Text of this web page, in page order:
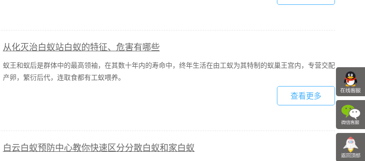
从化灭治白蚁站白蚁的特征、危害有哪些
蚁王和蚁后是群体中的最高领袖，在其数十年内的寿命中，终年生活在由工蚁为其特制的蚁巢王宫内，专营交配
产卵，繁衍后代，连取食都有工蚁喂养。
查看更多
白云白蚁预防中心教你快速区分分散白蚁和家白蚁